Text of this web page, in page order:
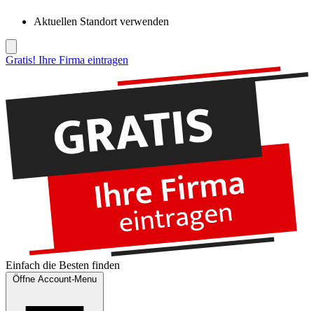
Aktuellen Standort verwenden
Gratis! Ihre Firma eintragen
Einfach die Besten finden
Öffne Account-Menu